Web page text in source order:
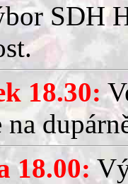
SDH
18.30:
18.00: